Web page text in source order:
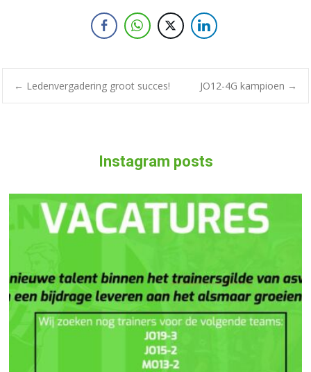
Bericht
← Ledenvergadering groot succes! JO12-4G kampioen →
Instagram posts